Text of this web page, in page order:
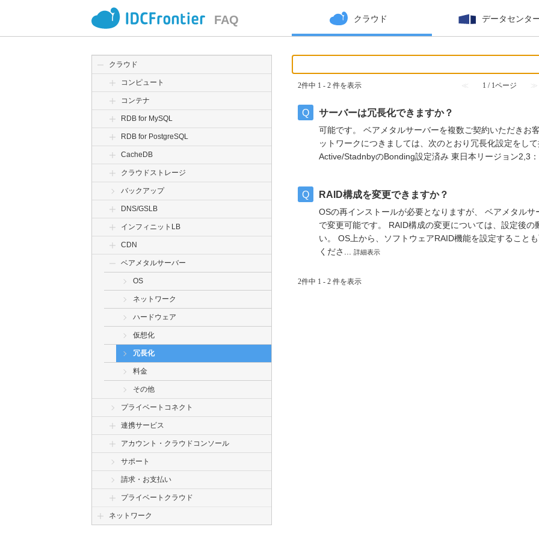
FAQ クラウド データセンタ
クラウド
コンピュート
コンテナ
RDB for MySQL
RDB for PostgreSQL
CacheDB
クラウドストレージ
バックアップ
DNS/GSLB
インフィニットLB
CDN
ベアメタルサーバー
OS
ネットワーク
ハードウェア
仮想化
冗長化
料金
その他
プライベートコネクト
連携サービス
アカウント・クラウドコンソール
サポート
請求・お支払い
プライベートクラウド
ネットワーク
2件中 1 - 2 件を表示 ≪ 1 / 1ページ ≫
サーバーは冗長化できますか？
可能です。 ベアメタルサーバーを複数ご契約いただきお
ットワークにつきましては、次のとおり冗長化設定をし
Active/StadnbyのBonding設定済み 東日本リージョン2,3
RAID構成を変更できますか？
OSの再インストールが必要となりますが、 ベアメタル
で変更可能です。 RAID構成の変更については、設定後
い。 OS上から、ソフトウェアRAID機能を設定すること
くださ... 詳細表示
2件中 1 - 2 件を表示